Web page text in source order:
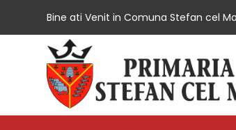
Bine ati Venit in Comuna Stefan cel